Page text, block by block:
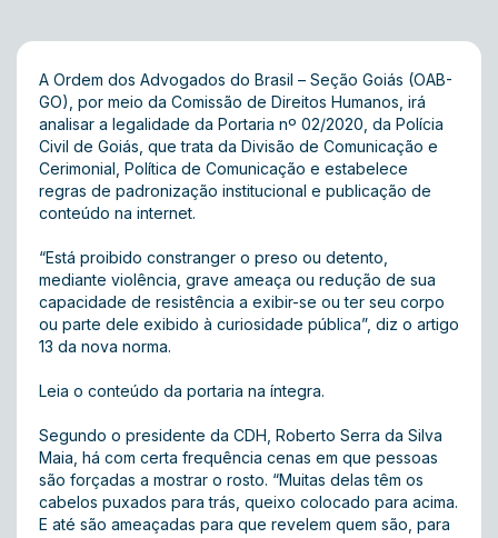
A Ordem dos Advogados do Brasil – Seção Goiás (OAB-
GO), por meio da Comissão de Direitos Humanos, irá
analisar a legalidade da Portaria nº 02/2020, da Polícia
Civil de Goiás, que trata da Divisão de Comunicação e
Cerimonial, Política de Comunicação e estabelece
regras de padronização institucional e publicação de
conteúdo na internet.
“Está proibido constranger o preso ou detento,
mediante violência, grave ameaça ou redução de sua
capacidade de resistência a exibir-se ou ter seu corpo
ou parte dele exibido à curiosidade pública”, diz o artigo
13 da nova norma.
Leia o conteúdo da portaria na íntegra.
Segundo o presidente da CDH, Roberto Serra da Silva
Maia, há com certa frequência cenas em que pessoas
são forçadas a mostrar o rosto. “Muitas delas têm os
cabelos puxados para trás, queixo colocado para acima.
E até são ameaçadas para que revelem quem são, para